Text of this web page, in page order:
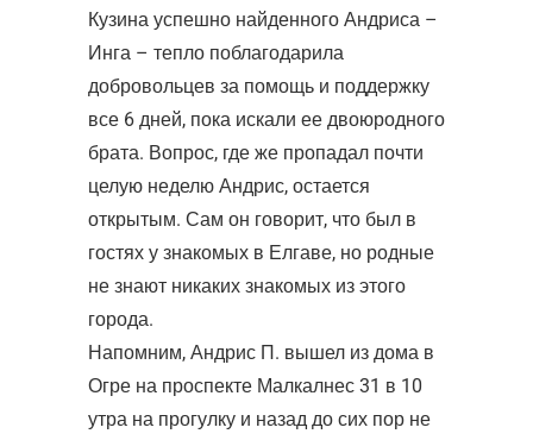
Кузина успешно найденного Андриса –
Инга – тепло поблагодарила
добровольцев за помощь и поддержку
все 6 дней, пока искали ее двоюродного
брата. Вопрос, где же пропадал почти
целую неделю Андрис, остается
открытым. Сам он говорит, что был в
гостях у знакомых в Елгаве, но родные
не знают никаких знакомых из этого
города.
Напомним, Андрис П. вышел из дома в
Огре на проспекте Малкалнес 31 в 10
утра на прогулку и назад до сих пор не